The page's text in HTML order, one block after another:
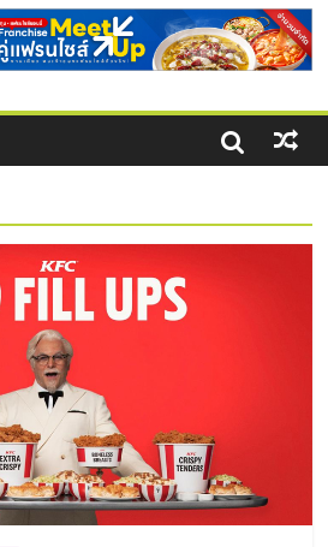
ในไทยที่ไหนดี?
ผู้ให้บริการให้คุ้มค่าและตอบ
กิจ
ย,